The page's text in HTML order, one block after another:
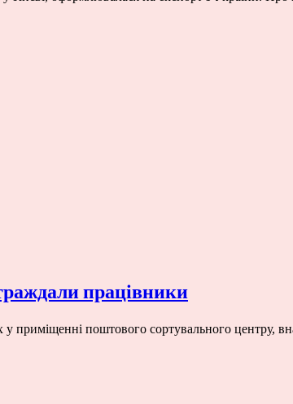
працівники
приміщенні поштового сортувального центру,